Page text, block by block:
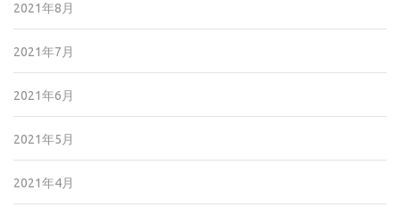
2021年8月
2021年7月
2021年6月
2021年5月
2021年4月